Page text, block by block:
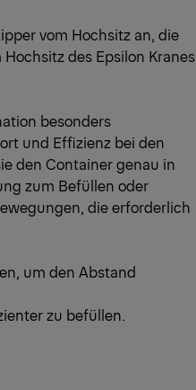
vom Hochsitz an, die
des Epsilon Kranes
besonders
und Effizienz bei den
den Container genau in
zum Befüllen oder
die erforderlich
um den Abstand
zu befüllen.